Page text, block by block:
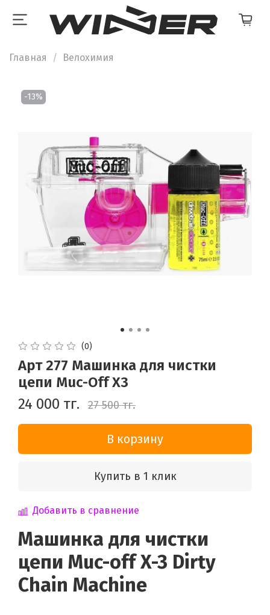
Главная Велохимия
-13%
(0)
Арт 277 Машинка для чистки
цепи Muc-Off X3
24 000 тг.
27 500 тг.
В корзину
Купить в 1 клик
Добавить в сравнение
Машинка для чистки
цепи Muc-off X-3 Dirty
Chain Machine